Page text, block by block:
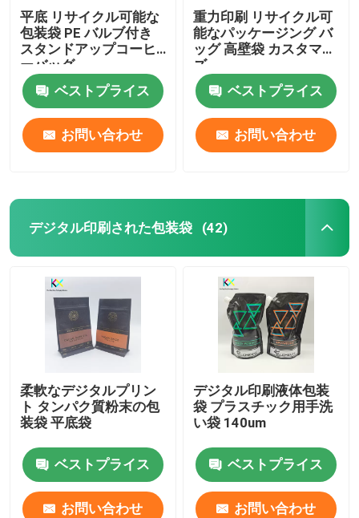
平底 リサイクル可能な
包装袋 PE バルブ付き
スタンドアップコーヒ
ーバッグ
ベストプライス
お問い合わせ
重力印刷 リサイクル可
能なパッケージング バ
ッグ 高壁袋 カスタマイ
ズ
ベストプライス
お問い合わせ
デジタル印刷された包装袋 (42)
柔軟なデジタルプリン
ト タンパク質粉末の包
装袋 平底袋
ベストプライス
お問い合わせ
デジタル印刷液体包装
袋 プラスチック用手洗
い袋 140um
ベストプライス
お問い合わせ